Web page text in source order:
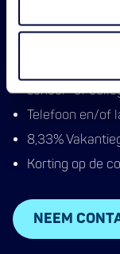
Toegang tot
welzijn en
school- of
Telefoon en/of
8,33%
Korting op de
NEEM